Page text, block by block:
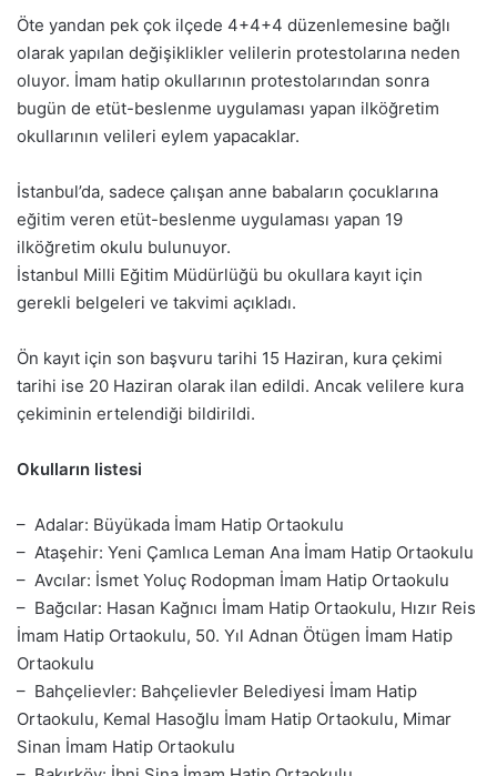
Öte yandan pek çok ilçede 4+4+4 düzenlemesine bağlı
olarak yapılan değişiklikler velilerin protestolarına neden
oluyor. İmam hatip okullarının protestolarından sonra
bugün de etüt-beslenme uygulaması yapan ilköğretim
okullarının velileri eylem yapacaklar.
İstanbul’da, sadece çalışan anne babaların çocuklarına
eğitim veren etüt-beslenme uygulaması yapan 19
ilköğretim okulu bulunuyor.
İstanbul Milli Eğitim Müdürlüğü bu okullara kayıt için
gerekli belgeleri ve takvimi açıkladı.
Ön kayıt için son başvuru tarihi 15 Haziran, kura çekimi
tarihi ise 20 Haziran olarak ilan edildi. Ancak velilere kura
çekiminin ertelendiği bildirildi.
Okulların listesi
– Adalar: Büyükada İmam Hatip Ortaokulu
– Ataşehir: Yeni Çamlıca Leman Ana İmam Hatip Ortaokulu
– Avcılar: İsmet Yoluç Rodopman İmam Hatip Ortaokulu
– Bağcılar: Hasan Kağnıcı İmam Hatip Ortaokulu, Hızır Reis
İmam Hatip Ortaokulu, 50. Yıl Adnan Ötügen İmam Hatip
Ortaokulu
– Bahçelievler: Bahçelievler Belediyesi İmam Hatip
Ortaokulu, Kemal Hasoğlu İmam Hatip Ortaokulu, Mimar
Sinan İmam Hatip Ortaokulu